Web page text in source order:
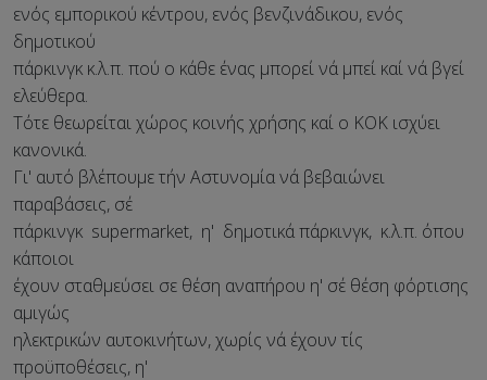
ενός εμπορικού κέντρου, ενός βενζινάδικου, ενός
δημοτικού
πάρκινγκ κ.λ.π. πού ο κάθε ένας μπορεί νά μπεί καί νά βγεί
ελεύθερα.
Τότε θεωρείται χώρος κοινής χρήσης καί ο ΚΟΚ ισχύει
κανονικά.
Γι' αυτό βλέπουμε τήν Αστυνομία νά βεβαιώνει
παραβάσεις, σέ
πάρκινγκ supermarket, η' δημοτικά πάρκινγκ, κ.λ.π. όπου
κάποιοι
έχουν σταθμεύσει σε θέση αναπήρου η' σέ θέση φόρτισης
αμιγώς
ηλεκτρικών αυτοκινήτων, χωρίς νά έχουν τίς
προϋποθέσεις, η'